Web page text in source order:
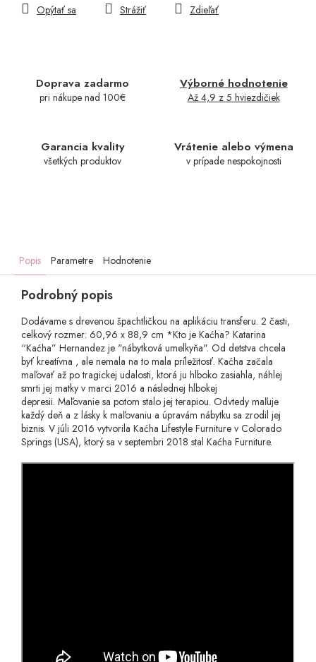
Doprava zadarmo
pri nákupe nad 100€
Výborné hodnotenie
Až 4,9 z 5 hviezdičiek
Garancia kvality
všetkých produktov
Vrátenie alebo výmena
v prípade nespokojnosti
Opýtať sa Strážiť Zdieľať
Popis Parametre Hodnotenie
Podrobný popis
Dodávame s drevenou špachtličkou na aplikáciu transferu. 2 časti,
celkový rozmer: 60,96 x 88,9 cm *Kto je Kaćha? Katarina
“Kaćha” Hernandez je "nábytková umelkyňa". Od detstva chcela
byť kreatívna , ale nemala na to mala príležitosť. Kaćha začala
maľovať až po tragickej udalosti, ktorá ju hlboko zasiahla, náhlej
smrti jej matky v marci 2016 a následnej hlbokej
depresii. Maľovanie sa potom stalo jej terapiou. Odvtedy maľuje
každý deň a z lásky k maľovaniu a úpravám nábytku sa zrodil jej
biznis. V júli 2016 vytvorila Kaćha Lifestyle Furniture v Colorado
Springs (USA), ktorý sa v septembri 2018 stal Kaćha Furniture.